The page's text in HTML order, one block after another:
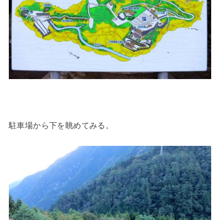
駐車場から下を眺めてみる。